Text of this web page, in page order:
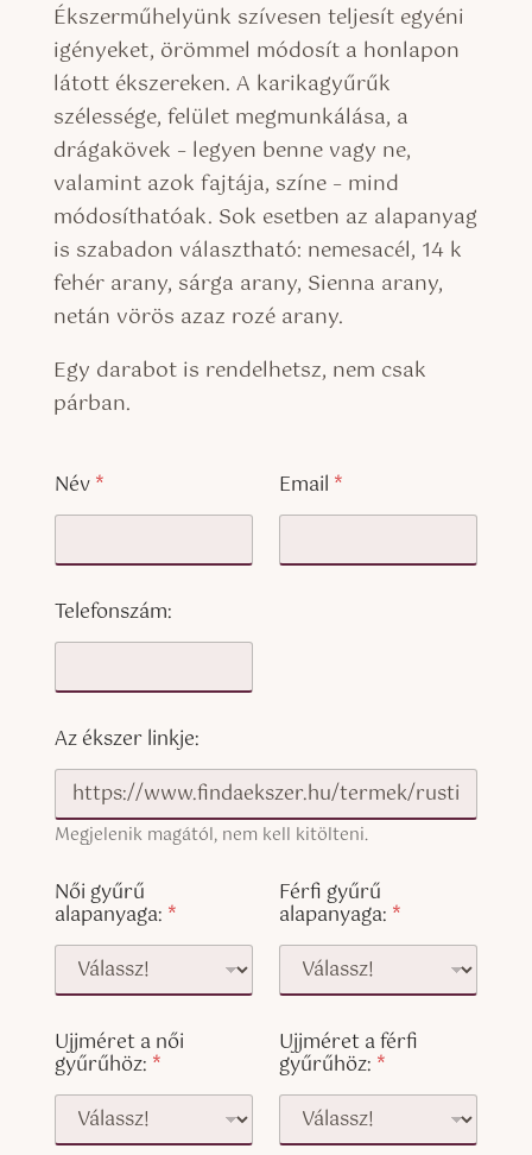
Ékszerműhelyünk szívesen teljesít egyéni
igényeket, örömmel módosít a honlapon
látott ékszereken. A karikagyűrűk
szélessége, felület megmunkálása, a
drágakövek – legyen benne vagy ne,
valamint azok fajtája, színe – mind
módosíthatóak. Sok esetben az alapanyag
is szabadon választható: nemesacél, 14 k
fehér arany, sárga arany, Sienna arany,
netán vörös azaz rozé arany.
Egy darabot is rendelhetsz, nem csak
párban.
Név* Email *
Telefonszám:
Az ékszer linkje:
Megjelenik magától, nem kell kitölteni.
Női gyűrű
alapanyaga: *
Férfi gyűrű
alapanyaga: *
Ujjméret a női
gyűrűhöz: *
Ujjméret a férfi
gyűrűhöz: *